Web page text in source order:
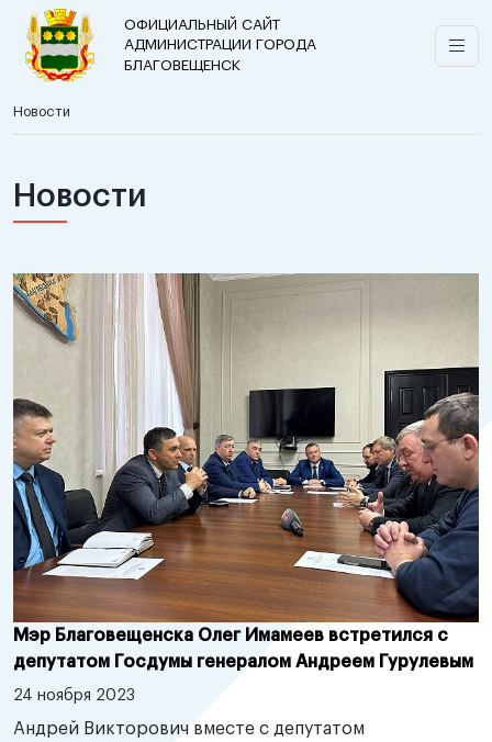
ОФИЦИАЛЬНЫЙ САЙТ
АДМИНИСТРАЦИИ ГОРОДА
БЛАГОВЕЩЕНСК
Новости
Новости
Мэр Благовещенска Олег Имамеев встретился с
депутатом Госдумы генералом Андреем Гурулевым
24 ноября 2023
Андрей Викторович вместе с депутатом